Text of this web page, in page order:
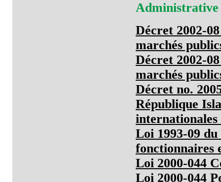
Décret 2002-
marchés
Décret 2002-
marchés
Décret no.
République
Loi 1993-09
fonctionnaires
Loi 2000-044
Loi 2000-044